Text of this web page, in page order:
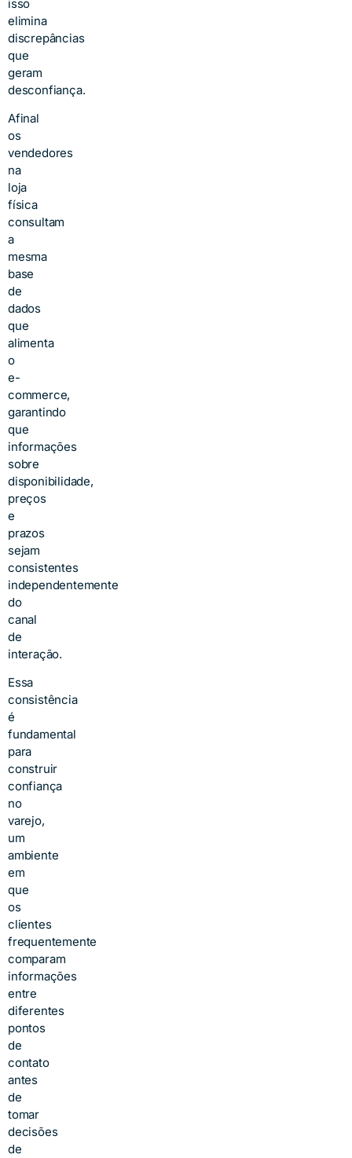
isso
elimina
discrepâncias
que
geram
desconfiança.
Afinal
os
vendedores
na
loja
física
consultam
a
mesma
base
de
dados
que
alimenta
o
e-
commerce,
garantindo
que
informações
sobre
disponibilidade,
preços
e
prazos
sejam
consistentes
independentemente
do
canal
de
interação.
Essa
consistência
é
fundamental
para
construir
confiança
no
varejo,
um
ambiente
em
que
os
clientes
frequentemente
comparam
informações
entre
diferentes
pontos
de
contato
antes
de
tomar
decisões
de